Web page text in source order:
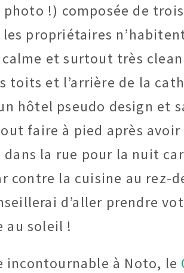
!) composée de
propriétaires
et surtout très
et l’arrière de la
hôtel pseudo design et
faire à pied après
la rue pour la nuit
contre la cuisine au rez-
d’aller prendre
au soleil !
incontournable à Noto, le